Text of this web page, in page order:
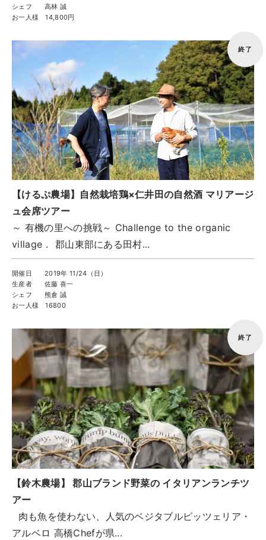
シェフ
高林 誠
お一人様
14,800円
終了
【けるぷ農場】自然栽培鶏×仁井田の自然酒 マリアージ
ュ会席ツアー
～ 有機の里への挑戦～ Challenge to the organic
village． 郡山東部にある田村...
開催日
2019年 11/24（日）
生産者
佐藤 喜一
シェフ
熊倉 誠
お一人様
16800
終了
【鈴木農場】 郡山ブランド野菜の イタリアンランチツ
アー
肉も魚を使わない、人気のベジタブルピッツェリア・
アルベロ 高橋Chefが県...